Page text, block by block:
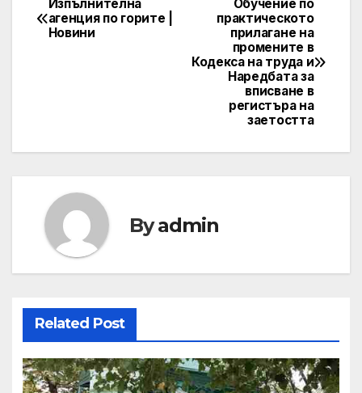
Навигация
Обучение по
практическото
прилагане на
промените в
Кодекса на труда и
Наредбата за
вписване в
регистъра на
заетостта
Изпълнителна
агенция по горите |
Новини
Byadmin
Related Post